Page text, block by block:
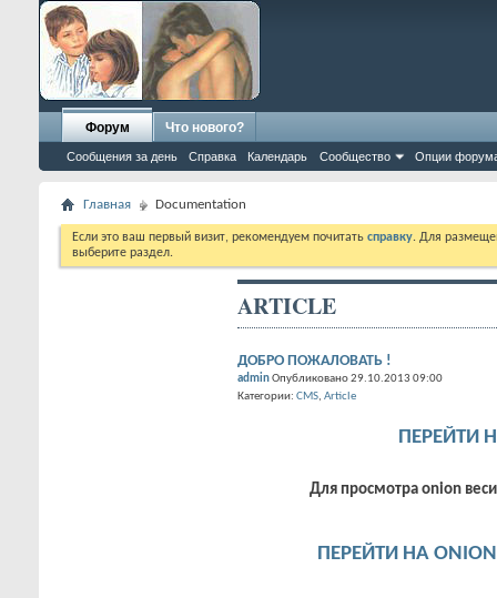
Форум
Сообщения за день Справка Календарь Сообщество Опции
Что нового?
Главная Documentation
Если это ваш первый визит, рекомендуем почитать справку. Для
выберите раздел.
ARTICLE
ДОБРО ПОЖАЛОВАТЬ !
adminОпубликовано 29.10.2013 09:00
Категории:CMS Article
ПЕРЕЙТИ
Для просмотра onion
ПЕРЕЙТИ НА